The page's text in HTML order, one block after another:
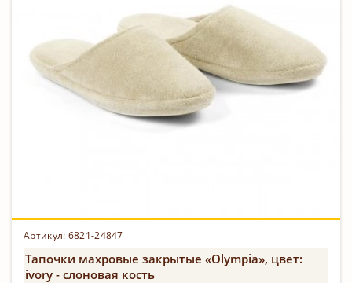
Артикул: 6821-24847
Тапочки махровые закрытые «Olympia», цвет:
ivory - слоновая кость